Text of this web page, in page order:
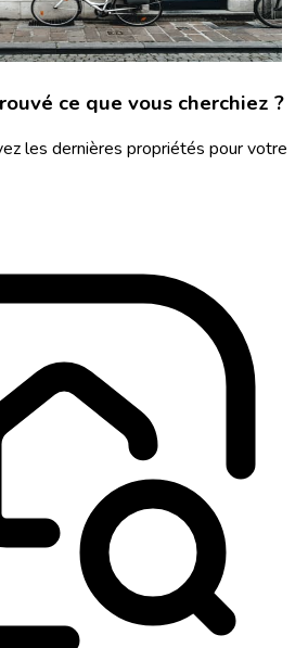
ce que vous cherchiez ?
les dernières propriétés pour votre